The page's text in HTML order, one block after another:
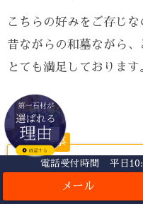
電話受付時間 平日
こちらの好みをご存じな
昔ながらの和墓ながら
とても満足しております
関連記事
『知らない人が損をす